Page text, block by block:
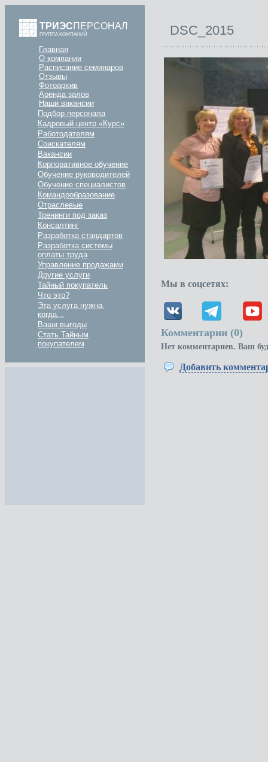
ТРИЭСПЕРСОНАЛ
ГРУППА КОМПАНИЙ
Главная
О компании
Расписание семинаров
Отзывы
Фотоархив
Аренда залов
Наши вакансии
Подбор персонала
Кадровый центр «Курс»
Работодателям
Соискателям
Вакансии
Корпоративное обучение
Обучение руководителей
Обучение специалистов
Командообразование
Отраслевые
Тренинги под заказ
Консалтинг
Разработка стандартов
Разработка системы
оплаты труда
Управление продажами
Другие услуги
Тайный покупатель
Что это?
Эта услуга нужна,
когда...
Ваши выгоды
Стать Тайным
покупателем
DSC_2015
Мы в соцсетях:
Комментарии (0)
Нет комментариев. Ваш
Добавить